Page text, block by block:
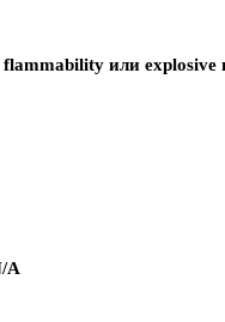
или explosive
A